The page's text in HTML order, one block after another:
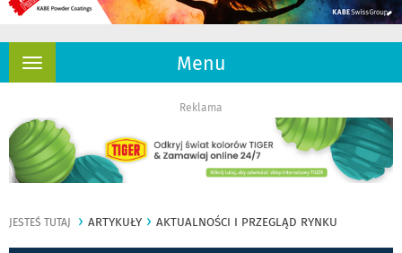
Menu
Rozwiń
Reklama
JESTEŚ TUTAJ ARTYKUŁY AKTUALNOŚCI I PRZEGLĄD RYNKU